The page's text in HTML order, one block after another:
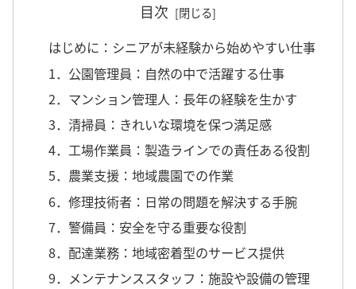
目次
はじめに：シニアが未経験から始めやすい仕事
1．公園管理員：自然の中で活躍する仕事
2．マンション管理人：長年の経験を生かす
3．清掃員：きれいな環境を保つ満足感
4．工場作業員：製造ラインでの責任ある役割
5．農業支援：地域農園での作業
6．修理技術者：日常の問題を解決する手腕
7．警備員：安全を守る重要な役割
8．配達業務：地域密着型のサービス提供
9．メンテナンススタッフ：施設や設備の管理